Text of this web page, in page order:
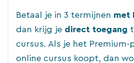
Betaal je in 3 termijnen met
dan krijg je direct toegang
cursus. Als je het Premium-
online cursus koopt, dan